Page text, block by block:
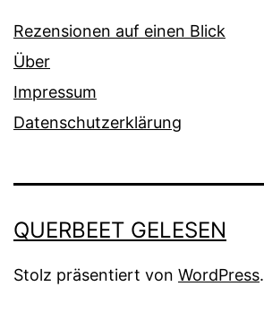
Rezensionen auf einen Blick
Über
Impressum
Datenschutzerklärung
QUERBEET GELESEN
Stolz präsentiert von WordPress.